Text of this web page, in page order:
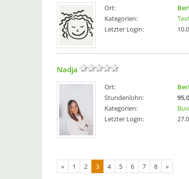
Ort:
Kategorien:
Letzter Login:
Nadja
Ort:
Stundenlohn:
Kategorien:
Letzter Login:
« 1 2 3 4 5 6 7 8 »